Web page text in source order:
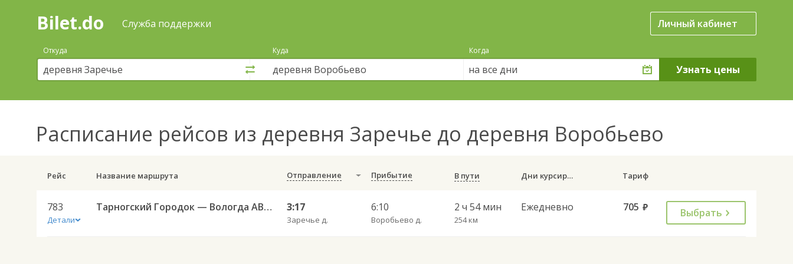
Поиск
покупка
билетов
автобус
онлайн
Bilet.do Служба поддержки Личный кабинет
Откуда Куда Когда
на все дни
Расписание рейсов из деревня Заречье до деревня Воробьево
Рейс Название маршрута Отправление Прибытие В пути Дни курсирования Тариф
783
Детали
Тарногский Городок — Вологда АВ 783 3:17
Заречье д.
6:10
Воробьево д.
2 ч 54 мин
254 км
Ежедневно 705 руб. Выбрать